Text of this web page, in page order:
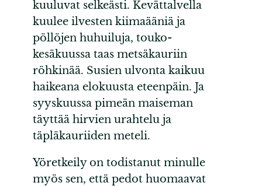
kuuluvat selkeästi. Kevättalvella
kuulee ilvesten kiimaääniä ja
pöllöjen huhuiluja, touko-
kesäkuussa taas metsäkauriin
röhkinää. Susien ulvonta kaikuu
haikeana elokuusta eteenpäin. Ja
syyskuussa pimeän maiseman
täyttää hirvien urahtelu ja
täpläkauriiden meteli.
Yöretkeily on todistanut minulle
myös sen, että pedot huomaavat